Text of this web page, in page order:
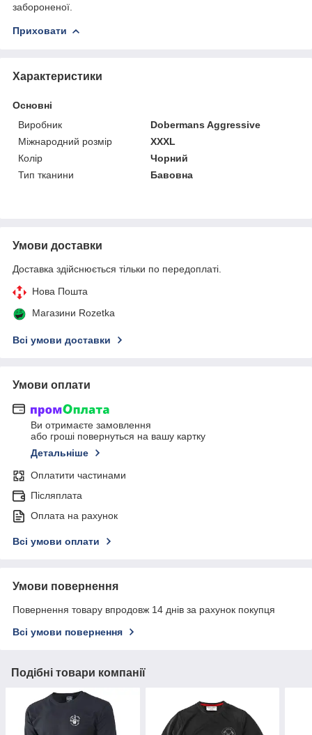
забороненої.
Приховати
Характеристики
Основні
Виробник
Dobermans Aggressive
Міжнародний розмір
XXXL
Колір
Чорний
Тип тканини
Бавовна
Умови доставки
Доставка здійснюється тільки по передоплаті.
Нова Пошта
Магазини Rozetka
Всі умови доставки
Умови оплати
Ви отримаєте замовлення
або гроші повернуться на вашу картку
Детальніше
Оплатити частинами
Післяплата
Оплата на рахунок
Всі умови оплати
Умови повернення
Повернення товару впродовж 14 днів за рахунок покупця
Всі умови повернення
Подібні товари компанії